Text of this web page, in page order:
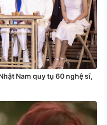
Nam quy tụ 60 nghệ sĩ,